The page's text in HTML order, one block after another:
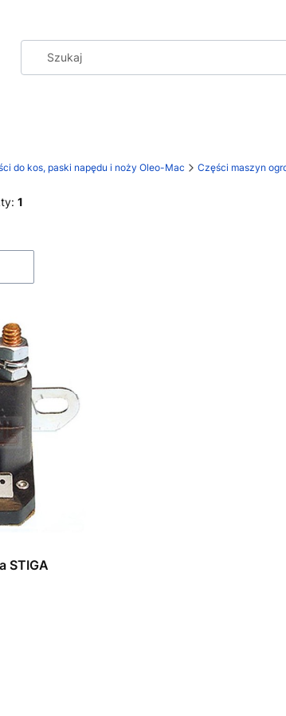
do kos, paski napędu i noży Oleo-Mac Części maszyn
1
STIGA